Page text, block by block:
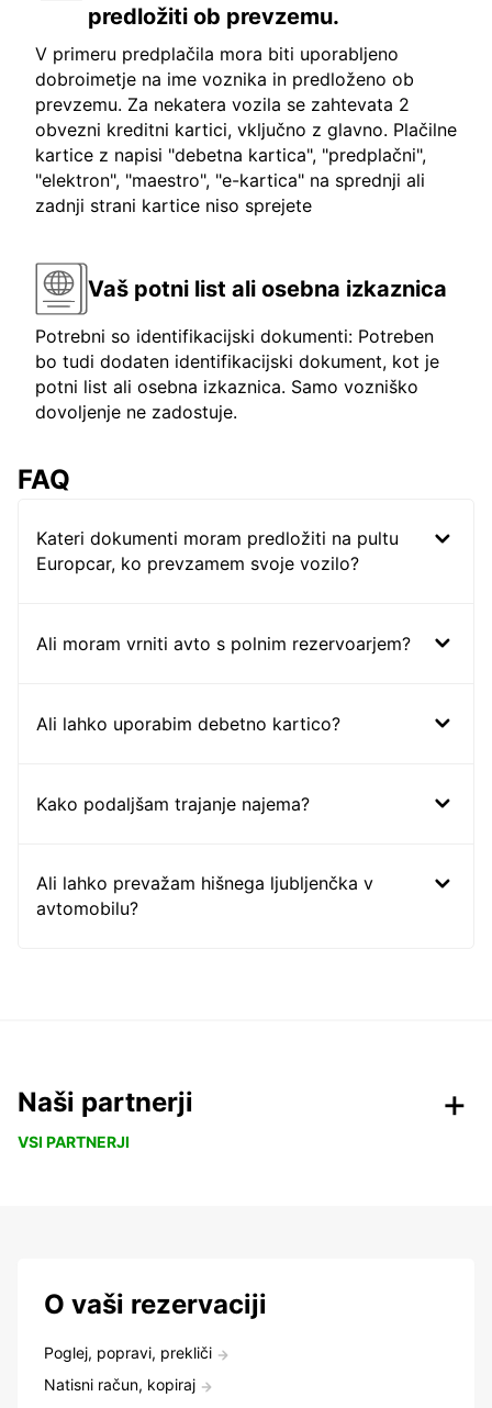
predložiti ob prevzemu.
V primeru predplačila mora biti uporabljeno
dobroimetje na ime voznika in predloženo ob
prevzemu. Za nekatera vozila se zahtevata 2
obvezni kreditni kartici, vključno z glavno. Plačilne
kartice z napisi "debetna kartica", "predplačni",
"elektron", "maestro", "e-kartica" na sprednji ali
zadnji strani kartice niso sprejete
Vaš potni list ali osebna izkaznica
Potrebni so identifikacijski dokumenti: Potreben
bo tudi dodaten identifikacijski dokument, kot je
potni list ali osebna izkaznica. Samo vozniško
dovoljenje ne zadostuje.
FAQ
Kateri dokumenti moram predložiti na pultu
Europcar, ko prevzamem svoje vozilo?
Ali moram vrniti avto s polnim rezervoarjem?
Ali lahko uporabim debetno kartico?
Kako podaljšam trajanje najema?
Ali lahko prevažam hišnega ljubljenčka v
avtomobilu?
Naši partnerji
VSI PARTNERJI
O vaši rezervaciji
Poglej, popravi, prekliči
Natisni račun, kopiraj